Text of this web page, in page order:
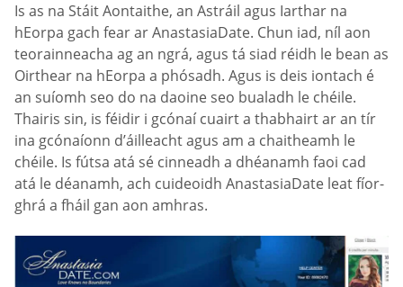
Is as na Stáit Aontaithe, an Astráil agus Iarthar na
hEorpa gach fear ar AnastasiaDate. Chun iad, níl aon
teorainneacha ag an ngrá, agus tá siad réidh le bean as
Oirthear na hEorpa a phósadh. Agus is deis iontach é
an suíomh seo do na daoine seo bualadh le chéile.
Thairis sin, is féidir i gcónaí cuairt a thabhairt ar an tír
ina gcónaíonn d’áilleacht agus am a chaitheamh le
chéile. Is fútsa atá sé cinneadh a dhéanamh faoi cad
atá le déanamh, ach cuideoidh AnastasiaDate leat fíor-
ghrá a fháil gan aon amhras.